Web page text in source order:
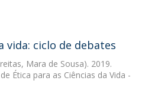
vida: ciclo de debates
Mara de Sousa). 2019.
Ética para as Ciências da Vida -